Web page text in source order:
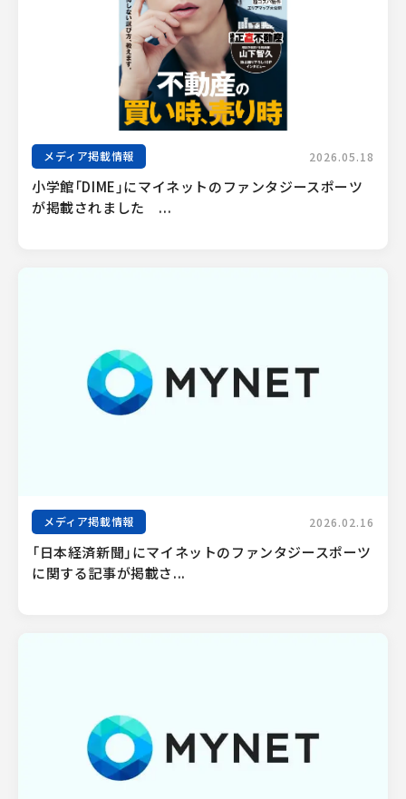
メディア掲載情報 2026.05.18
小学館「DIME」にマイネットのファンタジースポーツ
が掲載されました　...
メディア掲載情報 2026.02.16
「日本経済新聞」にマイネットのファンタジースポーツ
に関する記事が掲載さ...